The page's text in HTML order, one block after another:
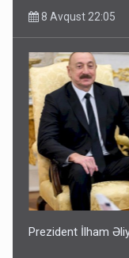
8 Avqust 22:05
Prezident İlham